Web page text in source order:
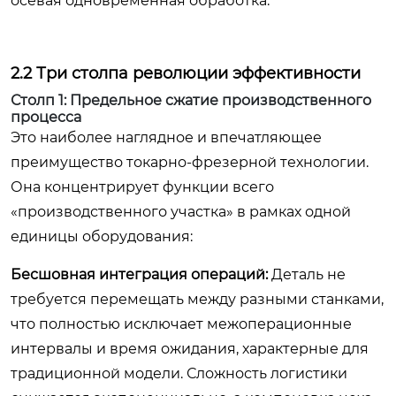
2.2 Три столпа революции эффективности
Столп 1: Предельное сжатие производственного
процесса
Это наиболее наглядное и впечатляющее
преимущество токарно-фрезерной технологии.
Она концентрирует функции всего
«производственного участка» в рамках одной
единицы оборудования:
Бесшовная интеграция операций:Деталь не
требуется перемещать между разными станками,
что полностью исключает межоперационные
интервалы и время ожидания, характерные для
традиционной модели. Сложность логистики